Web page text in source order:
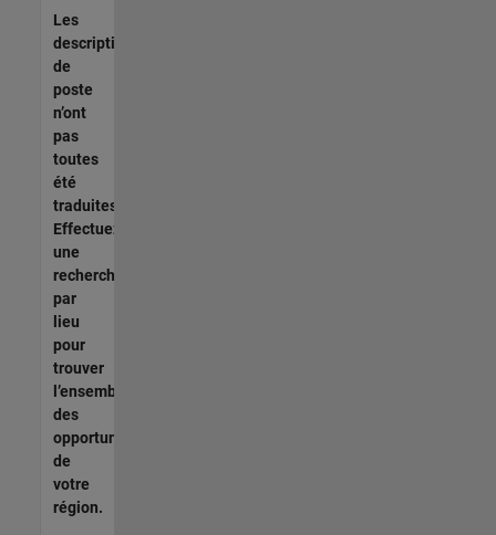
Les
descriptions
de
poste
n’ont
pas
toutes
été
traduites.
Effectuez
une
recherche
par
lieu
pour
trouver
l’ensemble
des
opportunités
de
votre
région.